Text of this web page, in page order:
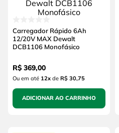
Carregador Rápido 6Ah
12/20V MAX Dewalt
DCB1106 Monofásico
R$ 369,00
Ou em até 12xde R$ 30,75
ADICIONAR AO CARRINHO